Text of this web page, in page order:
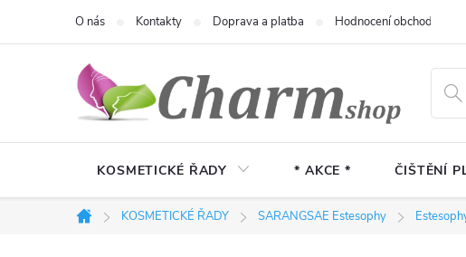
O nás Kontakty Doprava a platba Hodnocení obchodu
KOSMETICKÉ ŘADY * AKCE * ČIŠTĚNÍ
Domů
KOSMETICKÉ ŘADY SARANGSAE Estesophy